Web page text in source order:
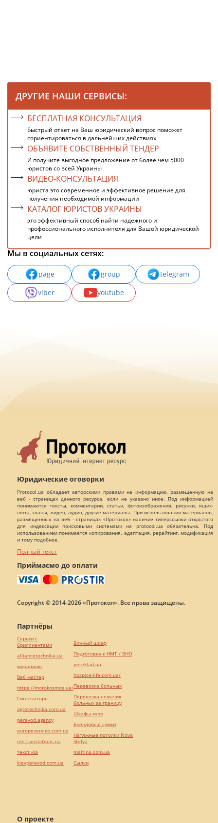
ДРУГИЕ НАШИ СЕРВИСЫ:
БЕСПЛАТНАЯ КОНСУЛЬТАЦИЯ
Быстрый ответ на Ваш юридический вопрос поможет
сориентироваться в дальнейших действиях
ОБЪЯВИТЕ СОБСТВЕННЫЙ ТЕНДЕР
И получите выгодное предложение от более чем 5000
юристов со всей Украины
ВИДЕО-КОНСУЛЬТАЦИЯ
юриста это современное и эффективное решение для
получения необходимой информации
КАТАЛОГ ЮРИСТОВ УКРАИНЫ
это эффективный способ найти надежного и
профессионального исполнителя для Вашей юридической
цели
Мы в социальных сетях:
page group
telegram
viber
youtube
Юридические оговорки
Protocol.ua обладает авторскими правами на информацию, размещенную на
веб - страницах данного ресурса, если не указано иное. Под информацией
понимаются тексты, комментарии, статьи, фотоизображения, рисунки, ящик-
шота, сканы, видео, аудио, другие материалы. При использовании материалов,
размещенных на веб - страницах «Протокол» наличие гиперссылки открытого
для индексации поисковыми системами на protocol.ua обязательна. Под
использованием понимается копирования, адаптация, рерайтинг, модификация
и тому подобное.
Полный текст
Приймаємо до оплати
Copyright © 2014-2026 «Протокол». Все права защищены.
О проекте
Партнёры
Серьги с
бриллиантами
alliancetechnika.ua
миралинкс
Веб мастер
https://motokosmos.ua/
Синтезаторы
agrotechnika.com.ua
perevod.agency
europeservice.com.ua
mk-translations.ua
текст юа
kievperevod.com.ua
Винный шкаф
Подготовка к НМТ / ВНО
pereklad.ua
hospice-life.com.ua/
Перевозка больных
Перевозка лежачих
больных за границу
Шкафы купе
Брендовые сумки
Натяжные потолки Nova
Stelya
maltina.com.ua
Cылки